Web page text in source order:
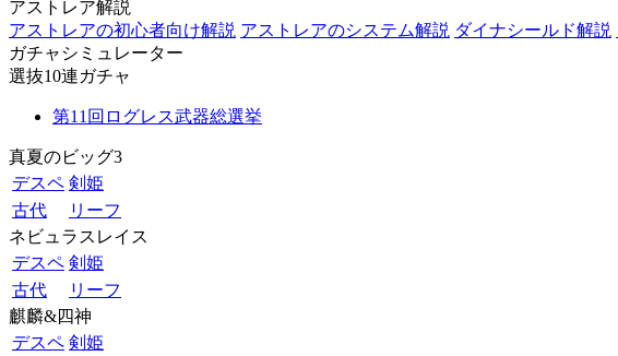
アストレア解説
アストレアの初心者向け解説 アストレアのシステム解説 ダイナシールド解説
ガチャシミュレーター
選抜10連ガチャ
第11回ログレス武器総選挙
真夏のビッグ3
デスペ 剣姫
古代
リーフ
ネビュラスレイス
デスペ 剣姫
古代
リーフ
麒麟&四神
デスペ 剣姫